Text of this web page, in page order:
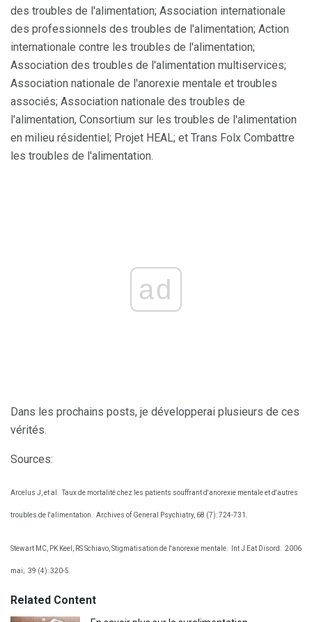
des troubles de l'alimentation; Association internationale
des professionnels des troubles de l'alimentation; Action
internationale contre les troubles de l'alimentation;
Association des troubles de l'alimentation multiservices;
Association nationale de l'anorexie mentale et troubles
associés; Association nationale des troubles de
l'alimentation, Consortium sur les troubles de l'alimentation
en milieu résidentiel; Projet HEAL; et Trans Folx Combattre
les troubles de l'alimentation.
ad
Dans les prochains posts, je développerai plusieurs de ces
vérités.
Sources:
Arcelus J, et al. Taux de mortalité chez les patients souffrant d'anorexie mentale et d'autres
troubles de l'alimentation. Archives of General Psychiatry, 68 (7): 724-731.
Stewart MC, PK Keel, RS Schiavo, Stigmatisation de l'anorexie mentale. Int J Eat Disord. 2006
mai; 39 (4): 320-5.
Related Content